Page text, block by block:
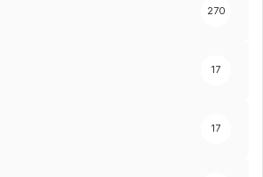
270
17
17